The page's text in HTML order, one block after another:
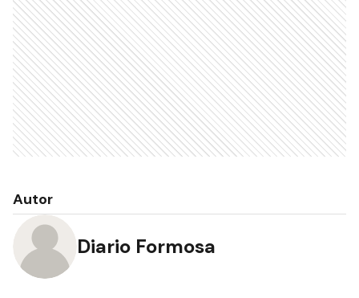
Recibí las noticias en tu email
RECIBIR NEWSLETTER